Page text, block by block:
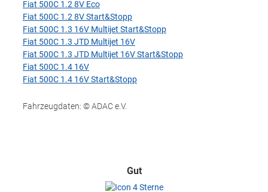
Fiat 500C 1.2 8V Eco
Fiat 500C 1.2 8V Start&Stopp
Fiat 500C 1.3 16V Multijet Start&Stopp
Fiat 500C 1.3 JTD Multijet 16V
Fiat 500C 1.3 JTD Multijet 16V Start&Stopp
Fiat 500C 1.4 16V
Fiat 500C 1.4 16V Start&Stopp
Fahrzeugdaten: © ADAC e.V.
Gut